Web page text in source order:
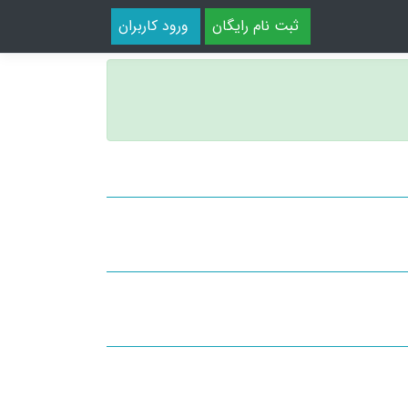
ثبت نام رایگان ورود کاربران